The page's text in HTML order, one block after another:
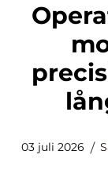
Operationsinstrument i
03 juli 2026